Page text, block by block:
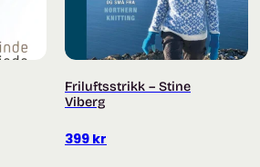
Friluftsstrikk – Stine
Viberg
399 kr